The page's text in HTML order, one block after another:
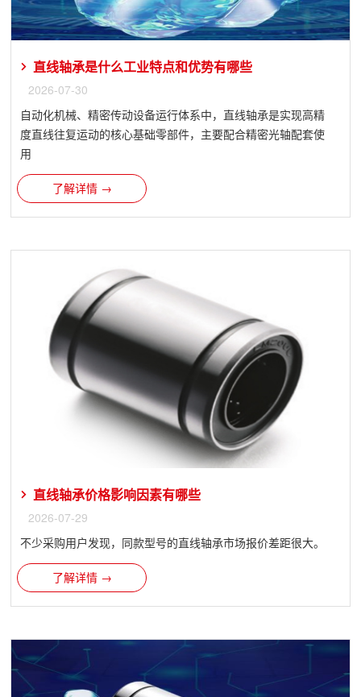
直线轴承是什么工业特点和优势有哪些
2026-07-30
自动化机械、精密传动设备运行体系中，直线轴承是实现高精
度直线往复运动的核心基础零部件，主要配合精密光轴配套使
用
了解详情 →
直线轴承价格影响因素有哪些
2026-07-29
不少采购用户发现，同款型号的直线轴承市场报价差距很大。
了解详情 →